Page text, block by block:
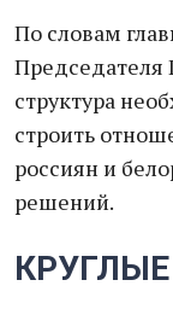
По словам
Председателя
структура
строить
россиян и
решений.